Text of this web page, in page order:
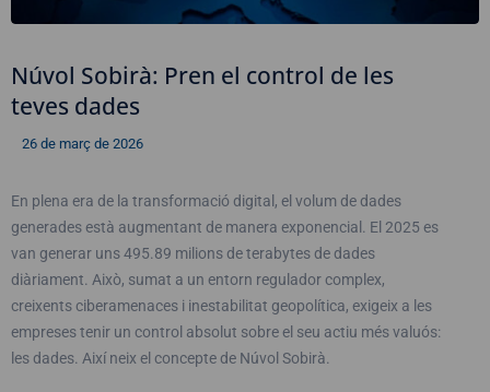
Núvol Sobirà: Pren el control de les
teves dades
26 de març de 2026
En plena era de la transformació digital, el volum de dades
generades està augmentant de manera exponencial. El 2025 es
van generar uns 495.89 milions de terabytes de dades
diàriament. Això, sumat a un entorn regulador complex,
creixents ciberamenaces i inestabilitat geopolítica, exigeix ​​a les
empreses tenir un control absolut sobre el seu actiu més valuós:
les dades. Així neix el concepte de Núvol Sobirà.